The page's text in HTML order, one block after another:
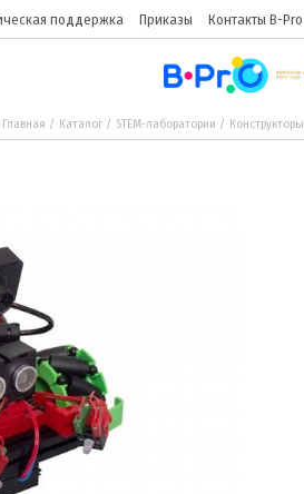
поддержка Приказы Контакты B-Pro
Главная Каталог STEM-лаборатории Конструкторы